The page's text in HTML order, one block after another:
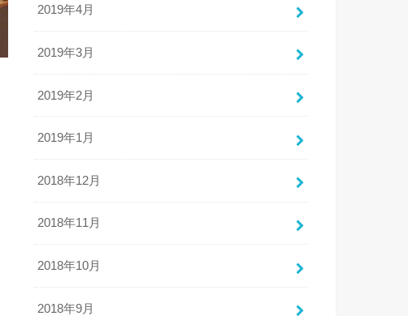
2019年4月
2019年3月
2019年2月
2019年1月
2018年12月
2018年11月
2018年10月
2018年9月